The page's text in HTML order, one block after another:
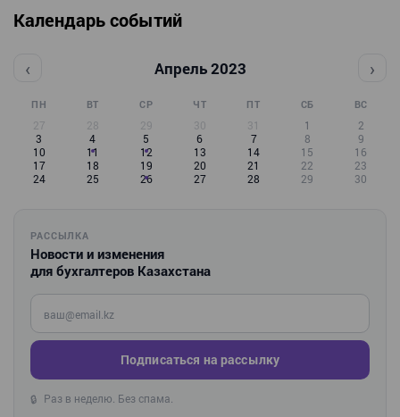
Календарь событий
‹ Апрель 2023 ›
ПН ВТ СР ЧТ ПТ СБ ВС
27 28 29 30 31 1
2
3
4 5 6 7 8
9
10
11 12 13 14 15
16
17
18 19 20 21 22
23
24
25 26 27 28 29 30
РАССЫЛКА
Новости и изменения
для бухгалтеров Казахстана
Введите ваш e-mail
Подписаться на рассылку
🔒 Раз в неделю. Без спама.